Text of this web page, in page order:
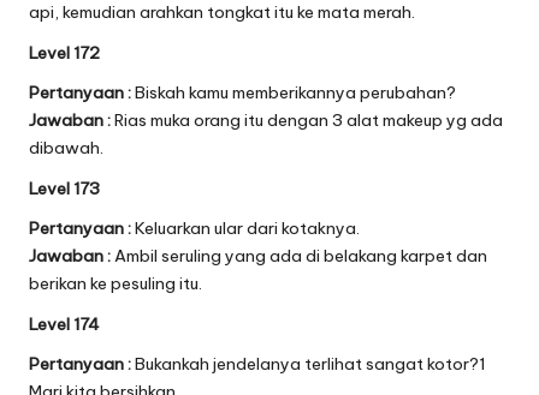
api, kemudian arahkan tongkat itu ke mata merah.
Level 172
Pertanyaan :Biskah kamu memberikannya perubahan?
Jawaban :Rias muka orang itu dengan 3 alat makeup yg ada
dibawah.
Level 173
Pertanyaan :Keluarkan ular dari kotaknya.
Jawaban : Ambil seruling yang ada di belakang karpet dan
berikan ke pesuling itu.
Level 174
Pertanyaan :Bukankah jendelanya terlihat sangat kotor?1